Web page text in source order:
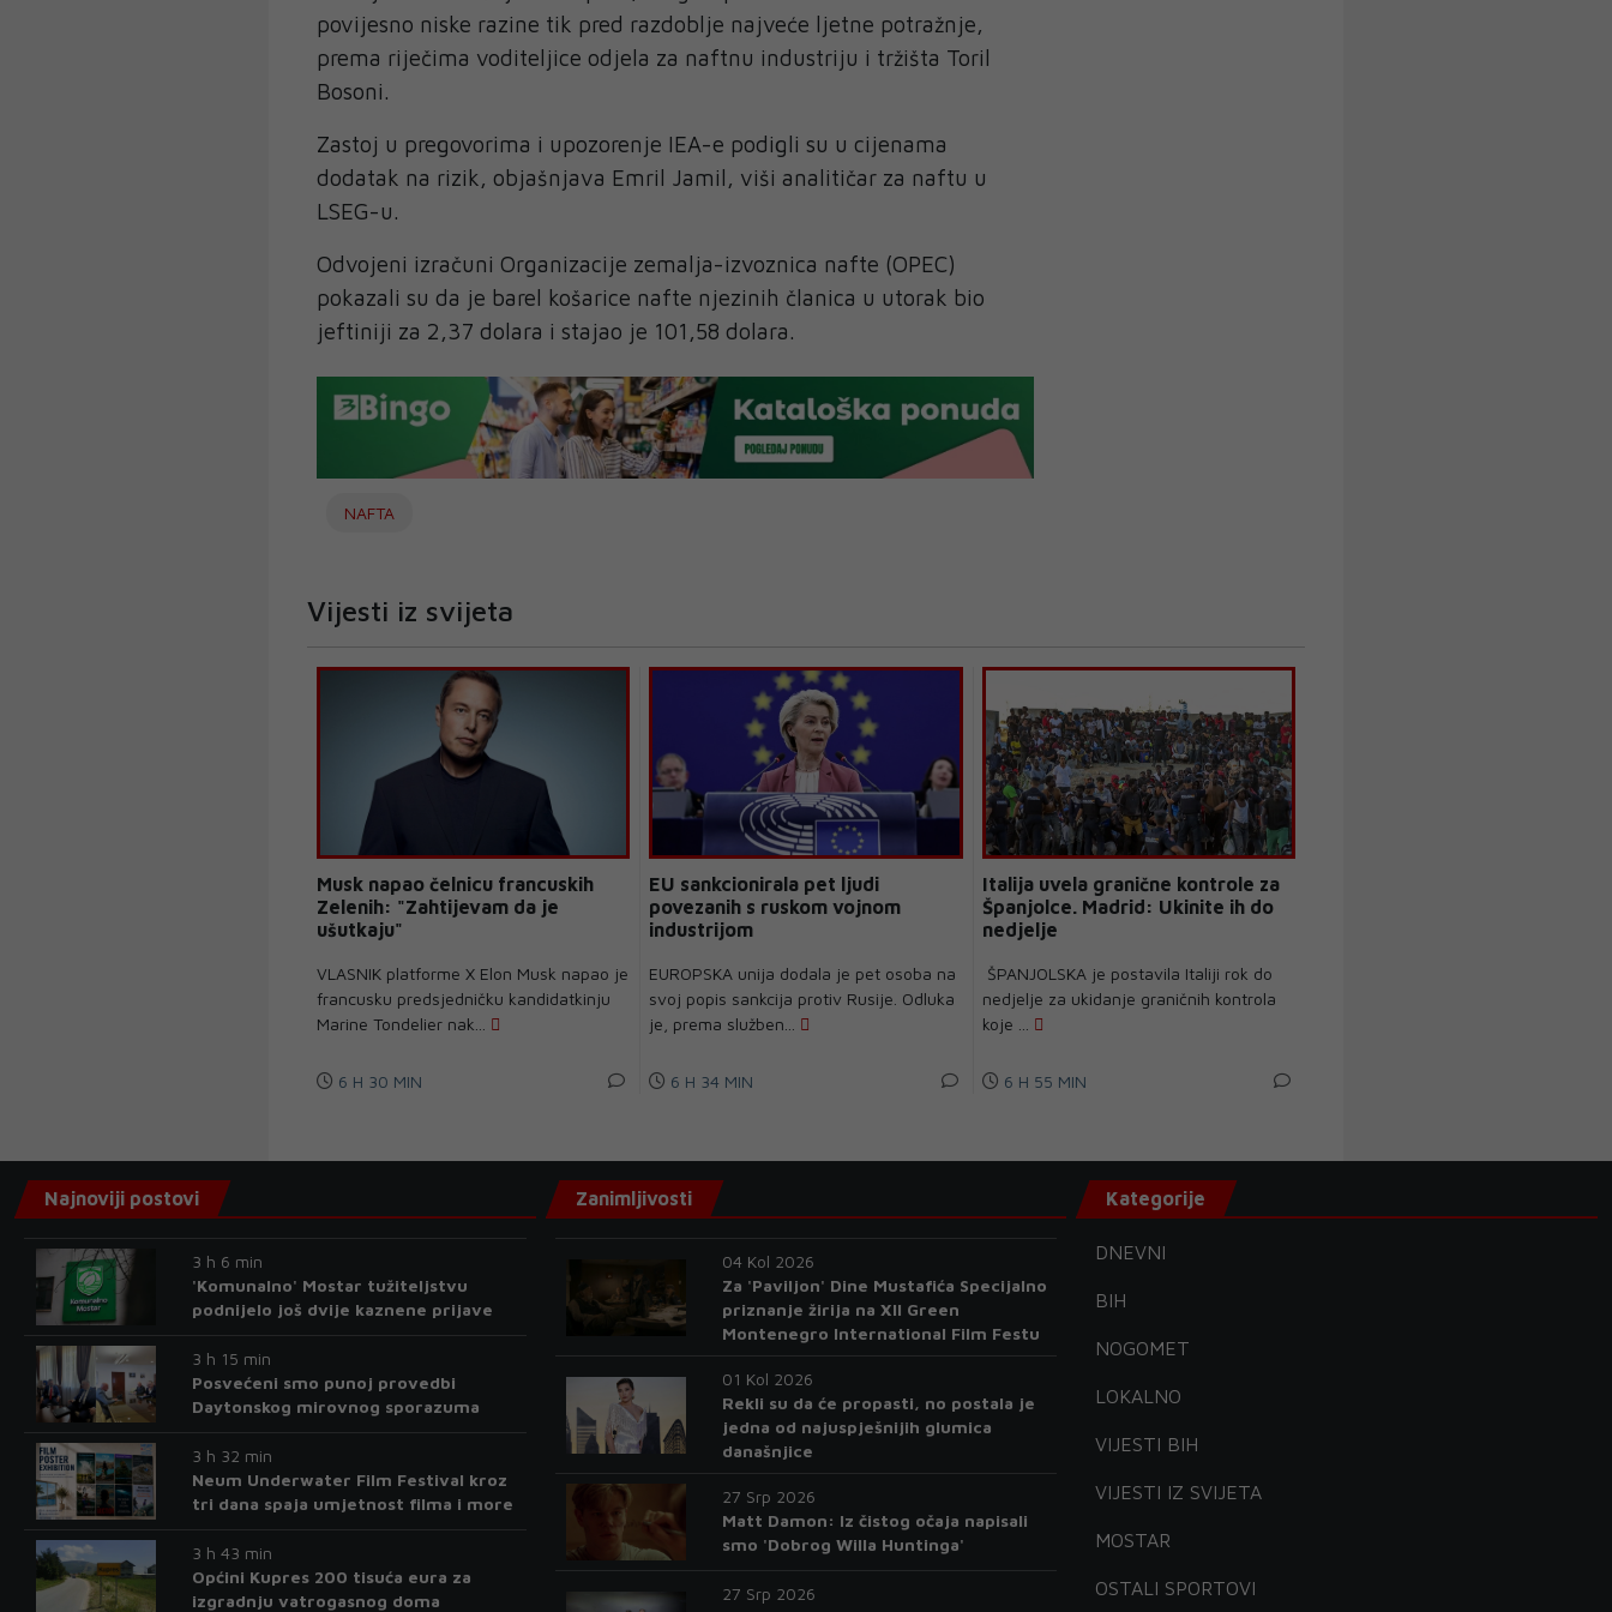
povijesno niske razine tik pred razdoblje najveće ljetne potražnje,
prema riječima voditeljice odjela za naftnu industriju i tržišta Toril
Bosoni.
Zastoj u pregovorima i upozorenje IEA-e podigli su u cijenama
dodatak na rizik, objašnjava Emril Jamil, viši analitičar za naftu u
LSEG-u.
Odvojeni izračuni Organizacije zemalja-izvoznica nafte (OPEC)
pokazali su da je barel košarice nafte njezinih članica u utorak bio
jeftiniji za 2,37 dolara i stajao je 101,58 dolara.
NAFTA
Vijesti iz svijeta
Musk napao čelnicu francuskih
Zelenih: "Zahtijevam da je
ušutkaju"
VLASNIK platforme X Elon Musk napao je
francusku predsjedničku kandidatkinju
Marine Tondelier nak...
6 H 30 MIN
EU sankcionirala pet ljudi
povezanih s ruskom vojnom
industrijom
EUROPSKA unija dodala je pet osoba na
svoj popis sankcija protiv Rusije. Odluka
je, prema služben...
6 H 34 MIN
Italija uvela granične kontrole za
Španjolce. Madrid: Ukinite ih do
nedjelje
ŠPANJOLSKA je postavila Italiji rok do
nedjelje za ukidanje graničnih kontrola
koje ...
6 H 55 MIN
Najnoviji postovi
3 h 6 min
'Komunalno' Mostar tužiteljstvu
podnijelo još dvije kaznene prijave
3 h 15 min
Posvećeni smo punoj provedbi
Daytonskog mirovnog sporazuma
3 h 32 min
Neum Underwater Film Festival kroz
tri dana spaja umjetnost filma i more
3 h 43 min
Općini Kupres 200 tisuća eura za
izgradnju vatrogasnog doma
Zanimljivosti
04 Kol 2026
Za 'Paviljon' Dine Mustafića Specijalno
priznanje žirija na XII Green
Montenegro International Film Festu
01 Kol 2026
Rekli su da će propasti, no postala je
jedna od najuspješnijih glumica
današnjice
27 Srp 2026
Matt Damon: Iz čistog očaja napisali
smo 'Dobrog Willa Huntinga'
27 Srp 2026
Kategorije
DNEVNI
BIH
NOGOMET
LOKALNO
VIJESTI BIH
VIJESTI IZ SVIJETA
MOSTAR
OSTALI SPORTOVI